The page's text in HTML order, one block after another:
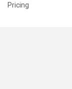
Pricing